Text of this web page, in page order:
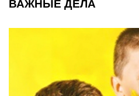
ВАЖНЫЕ ДЕЛА